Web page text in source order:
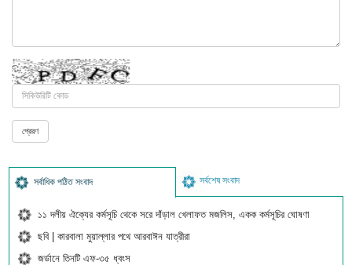
সর্বাধিক পঠিত সংবাদ সর্বশেষ সংবাদ
১১ দলীয় ঐক্যের কর্মসূচি থেকে সরে দাঁড়াল খেলাফত মজলিস, একক কর্মসূচির ঘোষণা
ছবি | কারবালা মুয়াল্লার পথে আরবাঈন যাত্রীরা
জর্ডানে তিনটি এফ-৩৫ ধ্বংস